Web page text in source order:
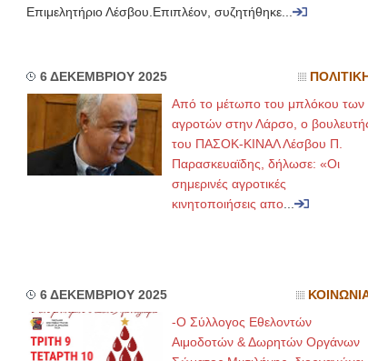
Επιμελητήριο Λέσβου.Επιπλέον, συζητήθηκε...
6 ΔΕΚΕΜΒΡΙΟΥ 2025 ΠΟΛΙΤΙΚΗ
Από το μέτωπο του μπλόκου των
αγροτών στην Λάρσο, ο
του ΠΑΣΟΚ-ΚΙΝΑΛ Λέσβου Π.
Παρασκευαϊδης, δήλωσε: «Οι
σημερινές αγροτικές
κινητοποιήσεις απο...
6 ΔΕΚΕΜΒΡΙΟΥ 2025
-Ο Σύλλογος Εθελοντών
Αιμοδοτών & Δωρητών Οργάνων